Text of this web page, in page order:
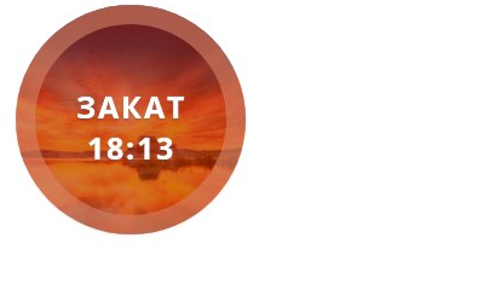
ЗАКАТ
18:13